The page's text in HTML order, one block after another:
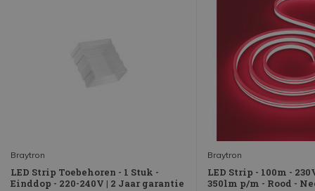
Braytron
LED Strip Toebehoren - 1 Stuk -
Einddop - 220-240V | 2 Jaar garantie
Braytron
LED Strip - 100m -
350lm p/m - Rood -